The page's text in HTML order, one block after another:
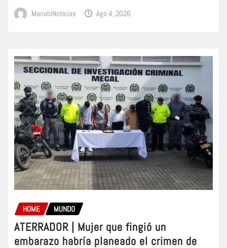
ManabiNoticias Ago 4, 2026
HOME MUNDO
ATERRADOR | Mujer que fingió un
embarazo habría planeado el crimen de